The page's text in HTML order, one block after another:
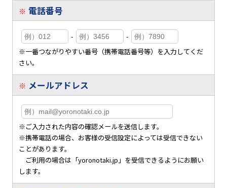
※ 電話番号
-
-
※一番つながりやすい番号（携帯電話番号等）を入力してくだ
さい。
※ メールアドレス
※ご入力された内容の確認メールを送信します。
※携帯電話の場合、お客様の受信設定によっては受信できない
ことがあります。
ご利用の場合は「yoronotaki.jp」を受信できるようにお願い
します。